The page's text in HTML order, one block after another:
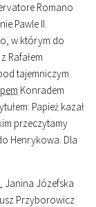
Romano
Pawle II.
w którym do
Rafałem
tajemniczym
Konradem
Papież kazał
przeczytamy
Henrykowa. Dla
Janina Józefska
Przyborowicz